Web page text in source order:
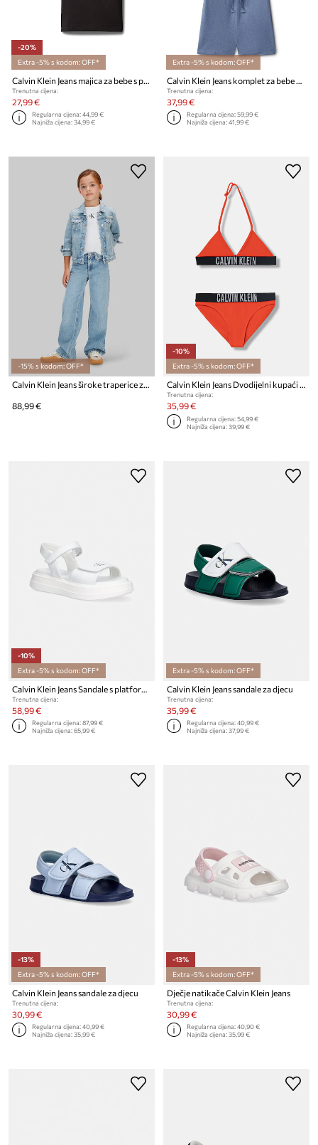
-20%
Extra -5% s kodom: OFF*
Trenutna cijena:
27,99 €
Regularna cijena:44,99 €
Najniža cijena:34,99 €
Extra -5% s kodom: OFF*
Trenutna cijena:
37,99 €
Regularna cijena:59,99 €
Najniža cijena:41,99 €
-15% s kodom: OFF*
Calvin Klein Jeans široke traperice za djecu
88,99 €
-10%
Extra -5% s kodom: OFF*
Calvin Klein Jeans Dvodijelni kupaći kostim za djecu
Trenutna cijena:
35,99 €
Regularna cijena:54,99 €
Najniža cijena:39,99 €
-10%
Extra -5% s kodom: OFF*
Trenutna cijena:
58,99 €
Regularna cijena:87,99 €
Najniža cijena:65,99 €
Extra -5% s kodom: OFF*
Calvin Klein Jeans sandale za djecu
Trenutna cijena:
35,99 €
Regularna cijena:40,99 €
Najniža cijena:37,99 €
-13%
Extra -5% s kodom: OFF*
Calvin Klein Jeans sandale za djecu
Trenutna cijena:
30,99 €
Regularna cijena:40,99 €
Najniža cijena:35,99 €
-13%
Extra -5% s kodom: OFF*
Dječje natikače Calvin Klein Jeans
Trenutna cijena:
30,99 €
Regularna cijena:40,90 €
Najniža cijena:35,99 €